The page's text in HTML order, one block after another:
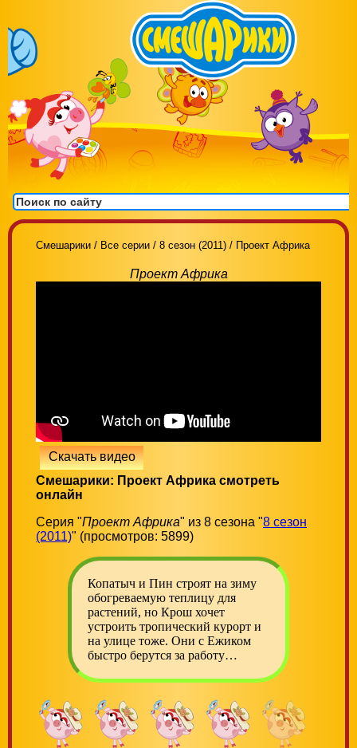
Смешарики / Все серии / 8 сезон (2011) / Проект Африка
Проект Африка
Скачать видео
Смешарики: Проект Африка смотреть
онлайн
Серия "Проект Африка" из 8 сезона "8 сезон
(2011)" (просмотров: 5899)
Копатыч и Пин строят на зиму
обогреваемую теплицу для
растений, но Крош хочет
устроить тропический курорт и
на улице тоже. Они с Ежиком
быстро берутся за работу…